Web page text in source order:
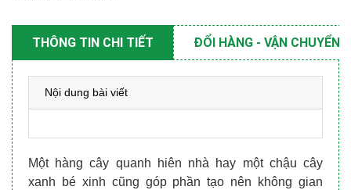
THÔNG TIN CHI TIẾT ĐỔI HÀNG - VẬN CHUYỂN
Nội dung bài viết
Một hàng cây quanh hiên nhà hay một chậu cây
xanh bé xinh cũng góp phần tạo nên không gian